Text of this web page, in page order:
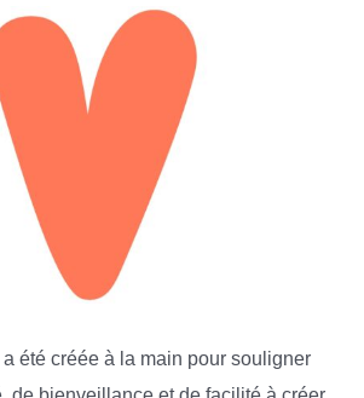
été créée à la main pour souligner